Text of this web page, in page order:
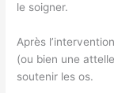
le soigner.
Après
(ou bien une
soutenir les os.